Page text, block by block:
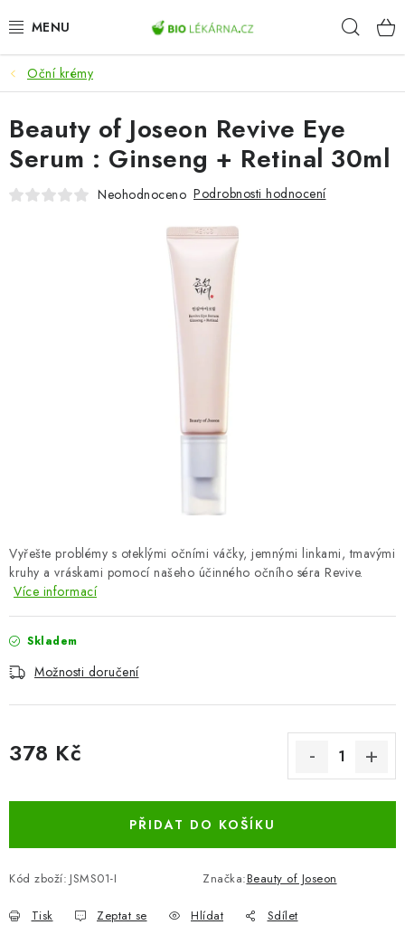
na
AKCE
DOPLŇKY STRAVY
PŘÍRODNÍ KOSMETIKA
Kontakty
Mapa serveru
Oční krémy
Vyřešte problémy s oteklými očními váčky, jemnými linkami, tmavými
kruhy a vráskami pomocí našeho účinného očního séra Revive.
Více informací
Skladem
Možnosti doručení
378 Kč
PŘIDAT DO KOŠÍKU
Kód zboží: JSMS01-I Značka:Beauty of Joseon
Tisk Zeptat se Hlídat Sdílet
Beauty of Joseon Revive Eye
Serum : Ginseng + Retinal 30ml
Neohodnoceno Podrobnosti hodnocení